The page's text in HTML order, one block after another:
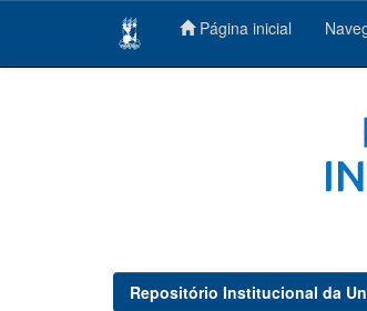
Página inicial
Repositório Institucional da